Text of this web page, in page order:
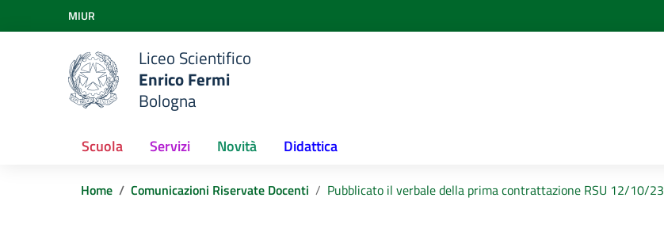
Vai ai contenuti
Vai al menu di navigazione
Vai al footer
MIUR
Liceo Scientifico
Enrico Fermi
Bologna
Scuola Servizi Novità Didattica
Home Comunicazioni Riservate Docenti Pubblicato il verbale della prima contrattazione RSU 12/10/23